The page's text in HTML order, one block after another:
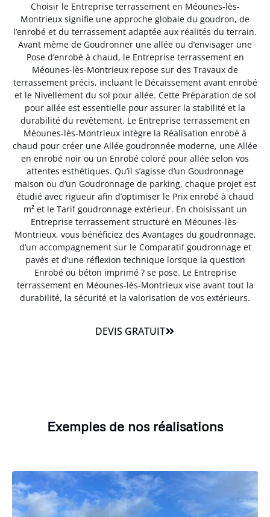
Choisir le Entreprise terrassement en Méounes-lès-
Montrieux signifie une approche globale du goudron, de
l’enrobé et du terrassement adaptée aux réalités du terrain.
Avant même de Goudronner une allée ou d’envisager une
Pose d’enrobé à chaud, le Entreprise terrassement en
Méounes-lès-Montrieux repose sur des Travaux de
terrassement précis, incluant le Décaissement avant enrobé
et le Nivellement du sol pour allée. Cette Préparation de sol
pour allée est essentielle pour assurer la stabilité et la
durabilité du revêtement. Le Entreprise terrassement en
Méounes-lès-Montrieux intègre la Réalisation enrobé à
chaud pour créer une Allée goudronnée moderne, une Allée
en enrobé noir ou un Enrobé coloré pour allée selon vos
attentes esthétiques. Qu’il s’agisse d’un Goudronnage
maison ou d’un Goudronnage de parking, chaque projet est
étudié avec rigueur afin d’optimiser le Prix enrobé à chaud
m² et le Tarif goudronnage extérieur. En choisissant un
Entreprise terrassement structuré en Méounes-lès-
Montrieux, vous bénéficiez des Avantages du goudronnage,
d’un accompagnement sur le Comparatif goudronnage et
pavés et d’une réflexion technique lorsque la question
Enrobé ou béton imprimé ? se pose. Le Entreprise
terrassement en Méounes-lès-Montrieux vise avant tout la
durabilité, la sécurité et la valorisation de vos extérieurs.
DEVIS GRATUIT
Exemples de nos réalisations